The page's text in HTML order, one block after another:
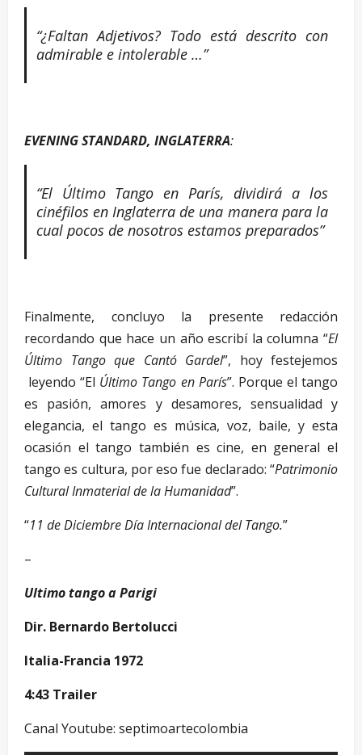
“¿Faltan Adjetivos? Todo está descrito con
admirable e intolerable …”
EVENING STANDARD, INGLATERRA:
“El Último Tango en París, dividirá a los
cinéfilos en Inglaterra de una manera para la
cual pocos de nosotros estamos preparados”
Finalmente, concluyo la presente redacción
recordando que hace un año escribí la columna “El
Último Tango que Cantó Gardel”, hoy festejemos
leyendo “El Último Tango en París”. Porque el tango
es pasión, amores y desamores, sensualidad y
elegancia, el tango es música, voz, baile, y esta
ocasión el tango también es cine, en general el
tango es cultura, por eso fue declarado: “Patrimonio
Cultural Inmaterial de la Humanidad”.
“11 de Diciembre Día Internacional del Tango.”
–
Ultimo tango a Parigi
Dir. Bernardo Bertolucci
Italia-Francia 1972
4:43 Trailer
Canal Youtube: septimoartecolombia